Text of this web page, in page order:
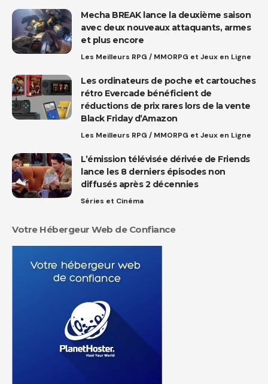
Mecha BREAK lance la deuxième saison
avec deux nouveaux attaquants, armes
et plus encore
Les Meilleurs RPG / MMORPG et Jeux en Ligne
Les ordinateurs de poche et cartouches
rétro Evercade bénéficient de
réductions de prix rares lors de la vente
Black Friday d’Amazon
Les Meilleurs RPG / MMORPG et Jeux en Ligne
L’émission télévisée dérivée de Friends
lance les 8 derniers épisodes non
diffusés après 2 décennies
Séries et Cinéma
Votre Hébergeur Web de Confiance